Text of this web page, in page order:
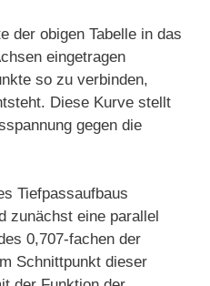
der obigen Tabelle in das
eingetragen
so zu verbinden,
Diese Kurve stellt
gegen die
Tiefpassaufbaus
zunächst eine parallel
0,707-fachen der
Schnittpunkt dieser